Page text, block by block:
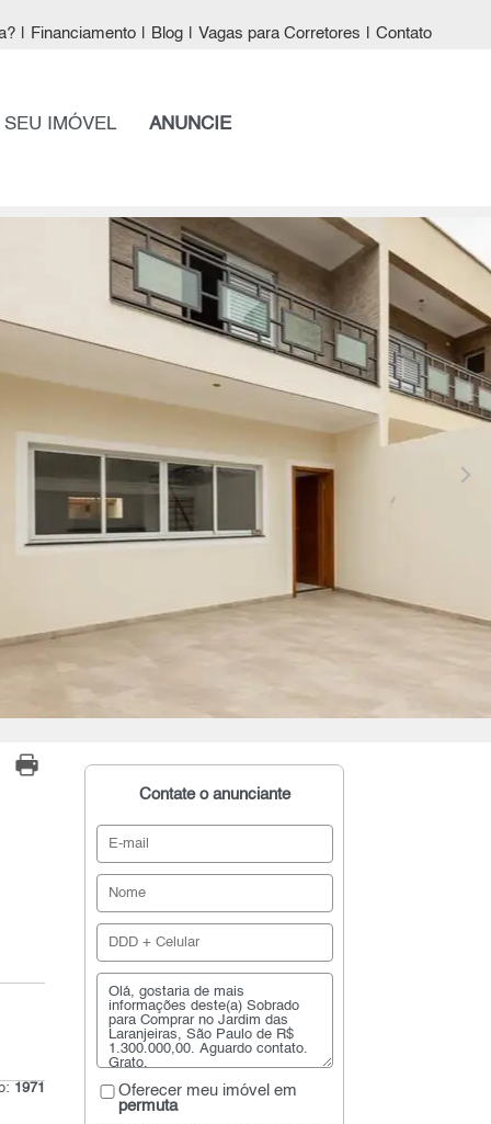
Financiamento Blog Vagas para Corretores Contato
IMÓVEL ANUNCIE
1971
Contate o anunciante
Oferecer meu imóvel em
permuta